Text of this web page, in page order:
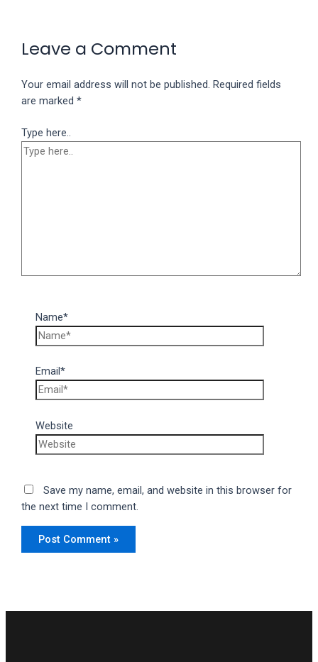
Leave a Comment
Your email address will not be published. Required fields
are marked*
Type here..
Name*
Email*
Website
Save my name, email, and website in this browser for
the next time I comment.